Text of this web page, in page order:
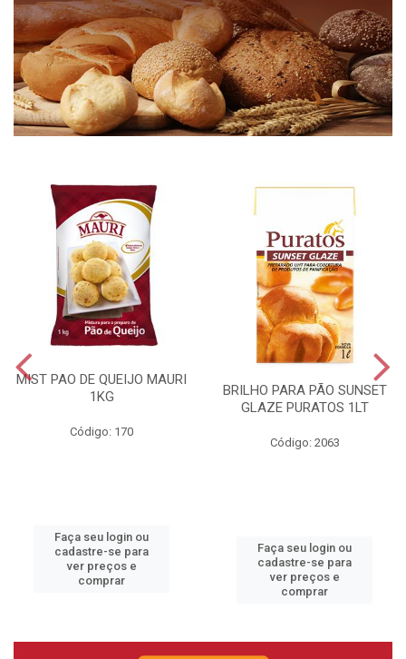
MIST PAO DE QUEIJO MAURI
1KG
Código: 170
Faça seu login ou
cadastre-se para
ver preços e
comprar
BRILHO PARA PÃO SUNSET
GLAZE PURATOS 1LT
Código: 2063
Faça seu login ou
cadastre-se para
ver preços e
comprar